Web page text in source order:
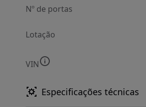
Nº de portas
Lotação
VIN
Especificações técnicas